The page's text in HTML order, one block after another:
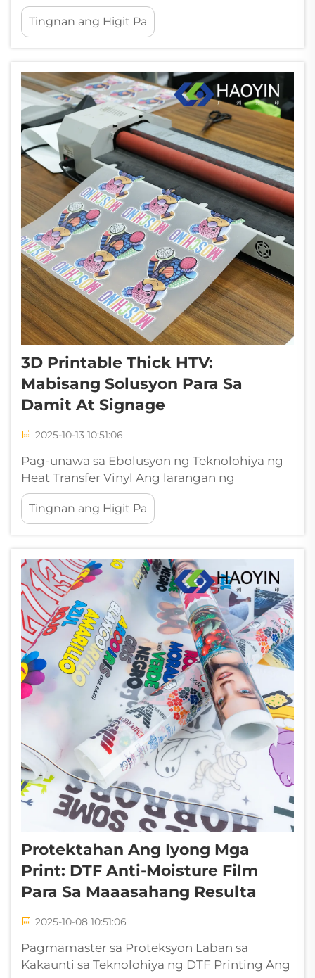
pag-customize at damit pangkaligtasan, ang
reflective HTV ay naging isang
napakahalagang materyales na nagdudulot
estetikong anyo. Ang makabagong heat
transfer vinyl na ito ay...
Tingnan ang Higit Pa
3D Printable Thick HTV:
Mabisang Solusyon Para Sa
Damit At Signage
2025-10-13 10:51:06
Pag-unawa sa Ebolusyon ng Teknolohiya ng
Heat Transfer Vinyl Ang larangan ng
produksyon ng custom na damit at signage
ay dumaan sa kamangha-manghang
pagbabago dahil sa paglitaw ng 3D printable
ito ay kumakatawan sa isang
makabuluhang...
Tingnan ang Higit Pa
Protektahan Ang Iyong Mga
Print: DTF Anti-Moisture Film
Para Sa Maaasahang Resulta
2025-10-08 10:51:06
Pagmamaster sa Proteksyon Laban sa
Kakaunti sa Teknolohiya ng DTF Printing Ang